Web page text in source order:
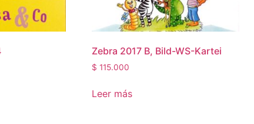
Zebra 2017 B, Bild-WS-Kartei
$ 115.000
Leer más